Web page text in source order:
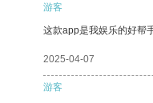
游客
这款app是我娱乐的好帮
2025-04-07
游客